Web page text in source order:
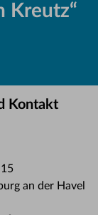
Kreutz“
Kontakt
an der Havel